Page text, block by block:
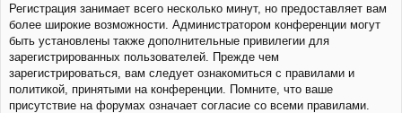
Регистрация занимает всего несколько минут, но предоставляет вам
более широкие возможности. Администратором конференции могут
быть установлены также дополнительные привилегии для
зарегистрированных пользователей. Прежде чем
зарегистрироваться, вам следует ознакомиться с правилами и
политикой, принятыми на конференции. Помните, что ваше
присутствие на форумах означает согласие со всеми правилами.